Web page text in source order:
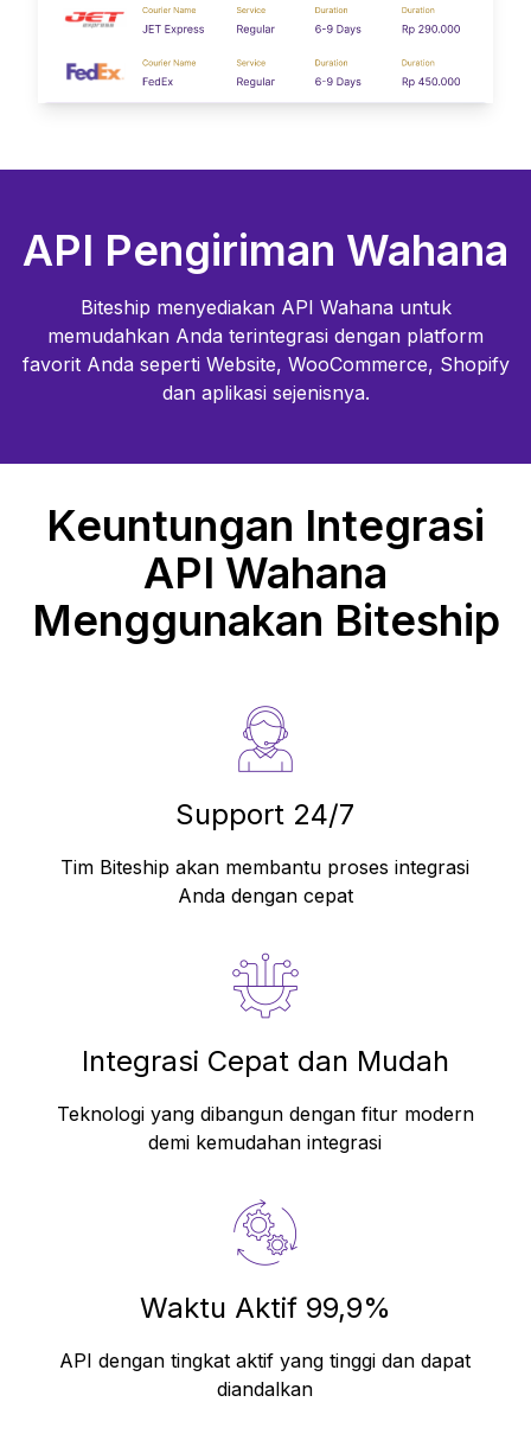
API Pengiriman Wahana
Biteship menyediakan API Wahana untuk
memudahkan Anda terintegrasi dengan platform
favorit Anda seperti Website, WooCommerce, Shopify
dan aplikasi sejenisnya.
Keuntungan Integrasi
API Wahana
Menggunakan Biteship
Support 24/7
Tim Biteship akan membantu proses integrasi
Anda dengan cepat
Integrasi Cepat dan Mudah
Teknologi yang dibangun dengan fitur modern
demi kemudahan integrasi
Waktu Aktif 99,9%
API dengan tingkat aktif yang tinggi dan dapat
diandalkan